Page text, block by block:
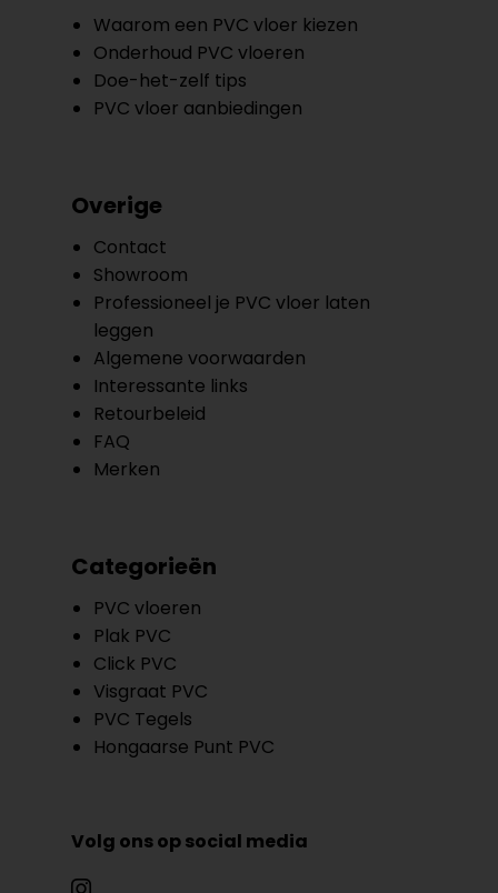
Waarom een PVC vloer kiezen
Onderhoud PVC vloeren
Doe-het-zelf tips
PVC vloer aanbiedingen
Overige
Contact
Showroom
Professioneel je PVC vloer laten
leggen
Algemene voorwaarden
Interessante links
Retourbeleid
FAQ
Merken
Categorieën
PVC vloeren
Plak PVC
Click PVC
Visgraat PVC
PVC Tegels
Hongaarse Punt PVC
Volg ons op social media